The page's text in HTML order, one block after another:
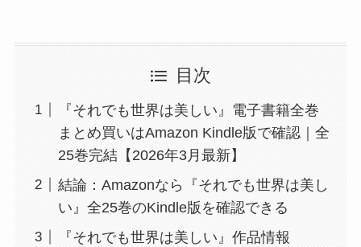
目次
『それでも世界は美しい』電子書籍全巻
まとめ買いはAmazon Kindle版で確認｜全
25巻完結【2026年3月最新】
結論：Amazonなら『それでも世界は美し
い』全25巻のKindle版を確認できる
『それでも世界は美しい』作品情報